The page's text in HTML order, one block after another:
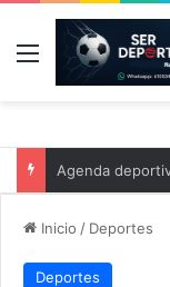
Menú
Agenda
Inicio / Deportes
Deportes